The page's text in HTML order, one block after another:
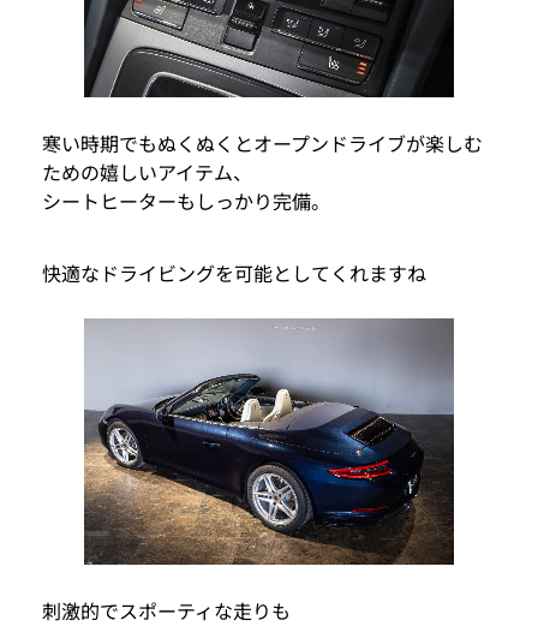
寒い時期でもぬくぬくとオープンドライブが楽しむ
ための嬉しいアイテム、
シートヒーターもしっかり完備。
快適なドライビングを可能としてくれますね
刺激的でスポーティな走りも